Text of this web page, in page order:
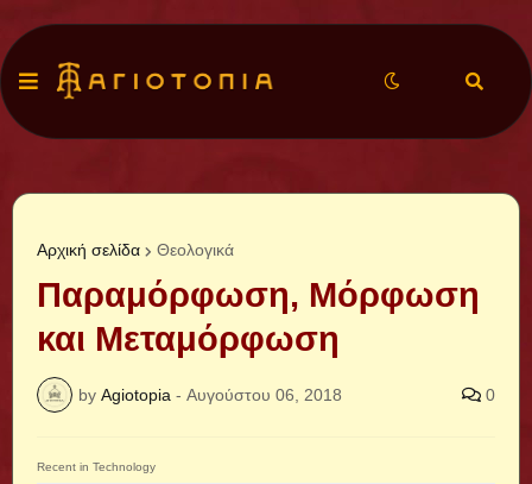
Αρχική σελίδα Θεολογικά
Παραμόρφωση, Μόρφωση
και Μεταμόρφωση
by Agiotopia - Αυγούστου 06, 2018 0
Recent in Technology